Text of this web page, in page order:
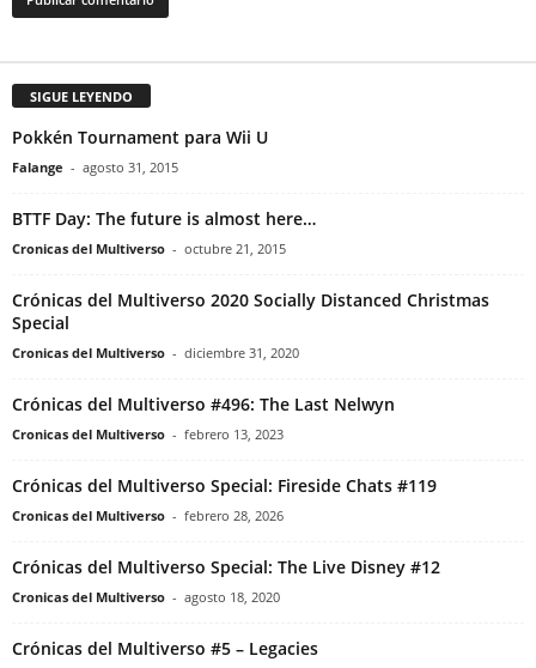
SIGUE LEYENDO
Pokkén Tournament para Wii U
Falange - agosto 31, 2015
BTTF Day: The future is almost here…
Cronicas del Multiverso - octubre 21, 2015
Crónicas del Multiverso 2020 Socially Distanced Christmas
Special
Cronicas del Multiverso - diciembre 31, 2020
Crónicas del Multiverso #496: The Last Nelwyn
Cronicas del Multiverso - febrero 13, 2023
Crónicas del Multiverso Special: Fireside Chats #119
Cronicas del Multiverso - febrero 28, 2026
Crónicas del Multiverso Special: The Live Disney #12
Cronicas del Multiverso - agosto 18, 2020
Crónicas del Multiverso #5 – Legacies